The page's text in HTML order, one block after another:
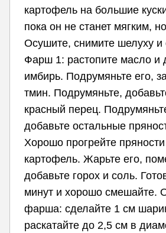
картофель на большие
пока он не станет мягким,
Осушите, снимите шелуху и
Фарш 1: растопите масло и
имбирь. Подрумяньте его,
тмин. Подрумяньте,
красный перец.
добавьте остальные
Хорошо прогрейте
картофель. Жарьте его,
добавьте горох и соль.
минут и хорошо смешайте.
фарша: сделайте 1 см
раскатайте до 2,5 см в